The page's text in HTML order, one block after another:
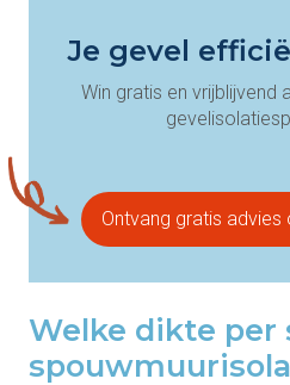
Je gevel
Win gratis en vrijblijvend
Ontvang gratis
Welke dikte per